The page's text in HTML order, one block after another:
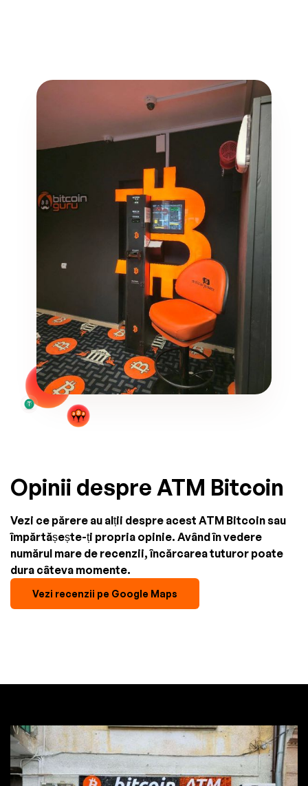
Opinii despre ATM Bitcoin
Vezi ce părere au alții despre acest ATM Bitcoin sau
împărtășește-ți propria opinie. Având în vedere
numărul mare de recenzii, încărcarea tuturor poate
dura câteva momente.
Vezi recenzii pe Google Maps